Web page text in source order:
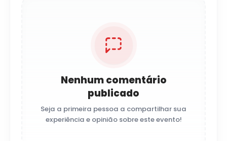
Nenhum comentário
publicado
Seja a primeira pessoa a compartilhar sua
experiência e opinião sobre este evento!